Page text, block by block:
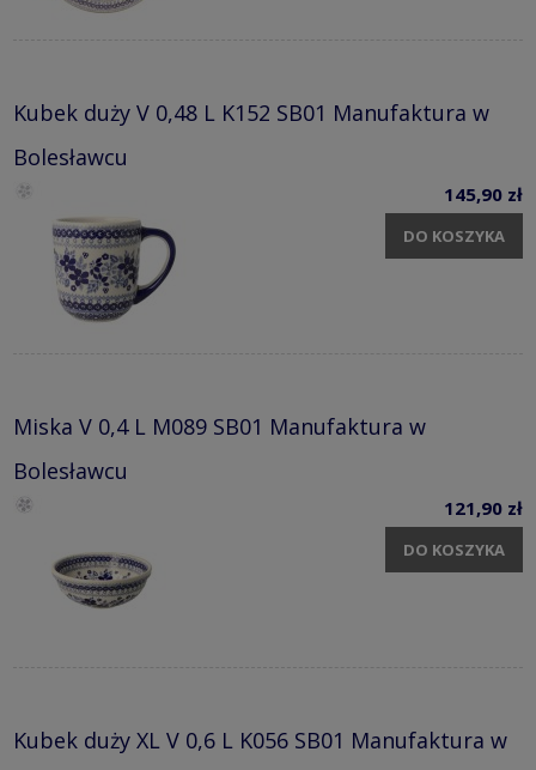
Kubek duży V 0,48 L K152 SB01 Manufaktura w
Bolesławcu
145,90 zł
DO KOSZYKA
Miska V 0,4 L M089 SB01 Manufaktura w
Bolesławcu
121,90 zł
DO KOSZYKA
Kubek duży XL V 0,6 L K056 SB01 Manufaktura w